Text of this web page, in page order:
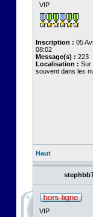
VIP
Inscription : 05
08:02
Message(s) : 223
Localisation : Sur
souvent dans les
Haut
VIP